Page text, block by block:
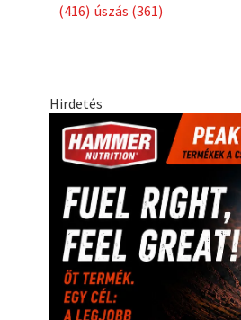
Címkék
egészség
forma 1(1165)Futball
Katinka(186)hungaroring(181)
(138)karate(168)kickbox(204)
Mercedes(244) motorsport
Világbajnokság (122) Rendezvény
(438)Sportime Magazin(128)
Balázs(126)tenisz(416)
Video(247)világbajnokság(162)
(222) vívás vízilabda(197)